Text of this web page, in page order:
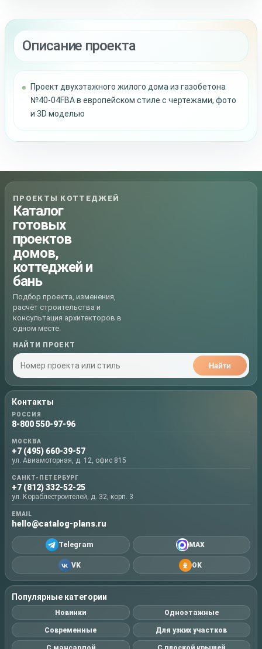
Описание проекта
Проект двухэтажного жилого дома из газобетона
№40-04FBA в европейском стиле с чертежами, фото
и 3D моделью
ПРОЕКТЫ КОТТЕДЖЕЙ
Каталог
готовых
проектов
домов,
коттеджей и
бань
Подбор проекта, изменения,
расчёт строительства и
консультация архитекторов в
одном месте.
НАЙТИ ПРОЕКТ
Найти
Контакты
РОССИЯ
8-800 550-97-96
МОСКВА
+7 (495) 660-39-57
ул. Авиамоторная, д. 12, офис 815
САНКТ-ПЕТЕРБУРГ
+7 (812) 332-52-25
ул. Кораблестроителей, д. 32, корп. 3
EMAIL
hello@catalog-plans.ru
Telegram MAX
VK OK
Популярные категории
Новинки Одноэтажные
Современные Для узких участков